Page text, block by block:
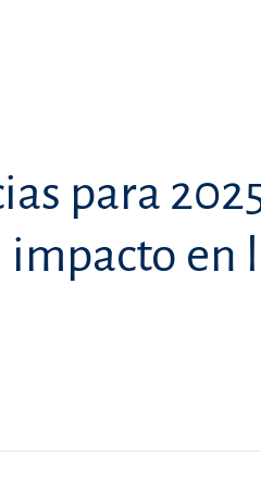
para
en